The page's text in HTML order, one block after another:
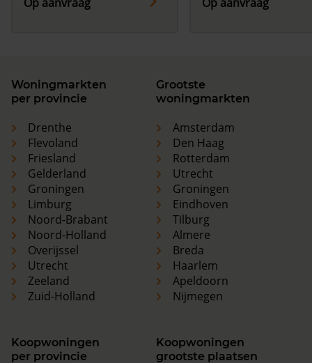
Woningmarkten
per provincie
Drenthe
Flevoland
Friesland
Gelderland
Groningen
Limburg
Noord-Brabant
Noord-Holland
Overijssel
Utrecht
Zeeland
Zuid-Holland
Grootste
woningmarkten
Amsterdam
Den Haag
Rotterdam
Utrecht
Groningen
Eindhoven
Tilburg
Almere
Breda
Haarlem
Apeldoorn
Nijmegen
Koopwoningen
per provincie
Koopwoningen
grootste plaatsen